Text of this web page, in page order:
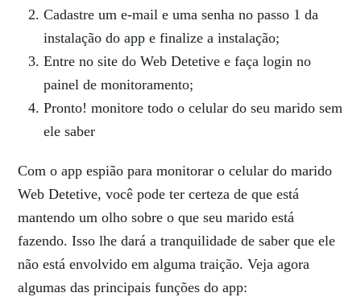
Cadastre um e-mail e uma senha no passo 1 da
instalação do app e finalize a instalação;
Entre no site do Web Detetive e faça login no
painel de monitoramento;
Pronto! monitore todo o celular do seu marido sem
ele saber
Com o app espião para monitorar o celular do marido
Web Detetive, você pode ter certeza de que está
mantendo um olho sobre o que seu marido está
fazendo. Isso lhe dará a tranquilidade de saber que ele
não está envolvido em alguma traição. Veja agora
algumas das principais funções do app: